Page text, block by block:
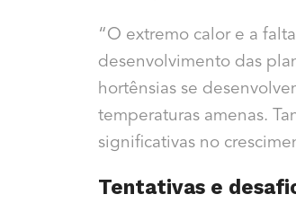
“O extremo calor e a
desenvolvimento das
hortênsias se
temperaturas amenas.
significativas no
Tentativas e